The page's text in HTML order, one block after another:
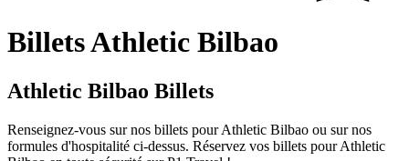
Billets Athletic Bilbao
Athletic Bilbao Billets
Renseignez-vous sur nos billets pour Athletic Bilbao ou sur nos
formules d'hospitalité ci-dessus. Réservez vos billets pour Athletic